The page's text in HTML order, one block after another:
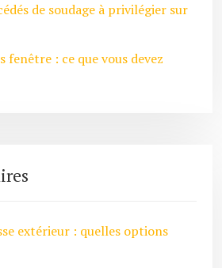
de soudage à privilégier sur
fenêtre : ce que vous devez
extérieur : quelles options